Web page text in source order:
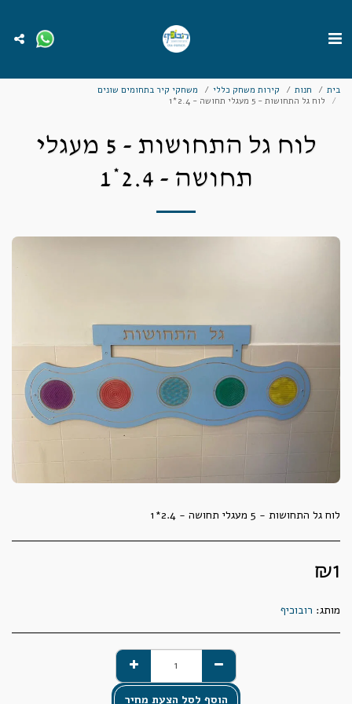
בית חנות קירות משחק כללי
משחקי קיר בתחומים שונים
לוח גל התחושות - 5 מעגלי תחושה - 2.4*1
לוח גל התחושות - 5 מעגלי
תחושה - 2.4*1
לוח גל התחושות - 5 מעגלי תחושה - 2.4*1
₪1
מותג: רובוכיף
הוסף לסל הצעת מחיר